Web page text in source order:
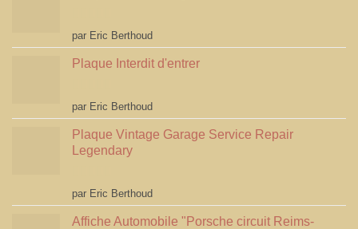
Note5sur 5
par Eric Berthoud
Plaque Interdit d'entrer
Note5sur 5
par Eric Berthoud
Plaque Vintage Garage Service Repair
Legendary
Note5sur 5
par Eric Berthoud
Affiche Automobile "Porsche circuit Reims-